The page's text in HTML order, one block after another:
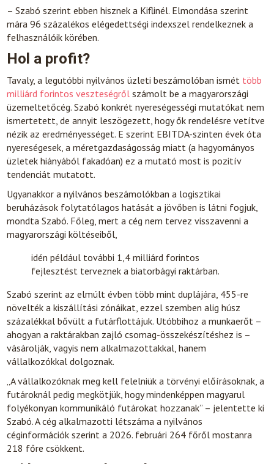
– Szabó szerint ebben hisznek a Kiflinél. Elmondása szerint
mára 96 százalékos elégedettségi indexszel rendelkeznek a
felhasználóik körében.
Hol a profit?
Tavaly, a legutóbbi nyilvános üzleti beszámolóban ismét több
milliárd forintos veszteségről számolt be a magyarországi
üzemeltetőcég. Szabó konkrét nyereségességi mutatókat nem
ismertetett, de annyit leszögezett, hogy ők rendelésre vetítve
nézik az eredményességet. E szerint EBITDA-szinten évek óta
nyereségesek, a méretgazdaságosság miatt (a hagyományos
üzletek hiányából fakadóan) ez a mutató most is pozitív
tendenciát mutatott.
Ugyanakkor a nyilvános beszámolókban a logisztikai
beruházások folytatólagos hatását a jövőben is látni fogjuk,
mondta Szabó. Főleg, mert a cég nem tervez visszavenni a
magyarországi költéseiből,
idén például további 1,4 milliárd forintos
fejlesztést terveznek a biatorbágyi raktárban.
Szabó szerint az elmúlt évben több mint duplájára, 455-re
növelték a kiszállítási zónáikat, ezzel szemben alig húsz
százalékkal bővült a futárflottájuk. Utóbbihoz a munkaerőt –
ahogyan a raktárakban zajló csomag-összekészítéshez is –
vásárolják, vagyis nem alkalmazottakkal, hanem
vállalkozókkal dolgoznak.
„A vállalkozóknak meg kell felelniük a törvényi előírásoknak, a
futároknál pedig megkötjük, hogy mindenképpen magyarul
folyékonyan kommunikáló futárokat hozzanak” – jelentette ki
Szabó. A cég alkalmazotti létszáma a nyilvános
céginformációk szerint a 2026. februári 264 főről mostanra
218 főre csökkent.